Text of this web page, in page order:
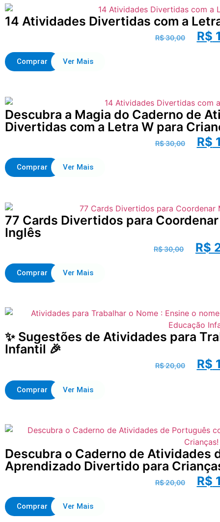
14 Atividades Divertidas com a
R$30,00 R$
Comprar Ver Mais
Descubra a Magia do Caderno de
Divertidas com a Letra W para
R$30,00 R$
Comprar Ver Mais
77 Cards Divertidos para
Inglês
R$30,00 R$
Comprar Ver Mais
✨ Sugestões de Atividades para
Infantil 🎉
R$20,00 R$
Comprar Ver Mais
Descubra o Caderno de Atividades
Aprendizado Divertido para
R$20,00 R$
Comprar Ver Mais